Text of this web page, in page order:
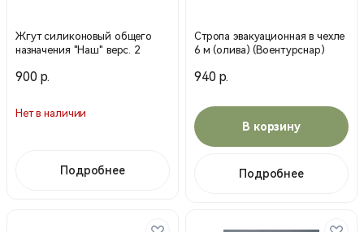
Жгут силиконовый общего
назначения "Наш" верс. 2
900 р.
Нет в наличии
Подробнее
Стропа эвакуационная в чехле
6 м (олива) (Воентурснар)
940 р.
В корзину
Подробнее